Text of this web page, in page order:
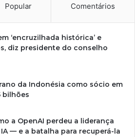
Popular Comentários
‘encruzilhada histórica’ e
diz presidente do conselho
da Indonésia como sócio em
bilhões
a OpenAI perdeu a liderança
IA — e a batalha para recuperá-la